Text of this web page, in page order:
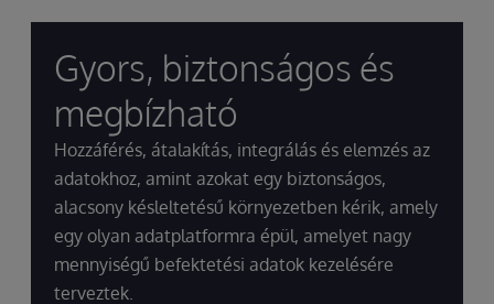
Gyors, biztonságos és
megbízható
Hozzáférés, átalakítás, integrálás és elemzés az
adatokhoz, amint azokat egy biztonságos,
alacsony késleltetésű környezetben kérik, amely
egy olyan adatplatformra épül, amelyet nagy
mennyiségű befektetési adatok kezelésére
terveztek.